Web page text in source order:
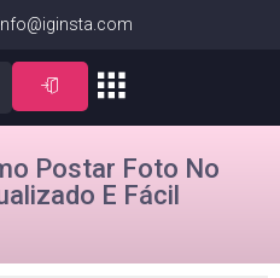
Postar Foto No
E Fácil